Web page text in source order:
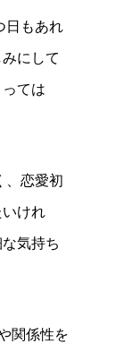
日もあれ
にして
ては
、恋愛初
けれ
気持ち
関係性を